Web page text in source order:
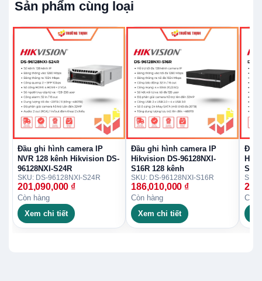
Sản phẩm cùng loại
Đầu ghi hình camera IP
NVR 128 kênh Hikvision DS-
96128NXI-S24R
SKU: DS-96128NXI-S24R
201,090,000 ₫
Còn hàng
Xem chi tiết
Đầu ghi hình camera IP
Hikvision DS-96128NXI-
S16R 128 kênh
SKU: DS-96128NXI-S16R
186,010,000 ₫
Còn hàng
Xem chi tiết
Đầu
Còn